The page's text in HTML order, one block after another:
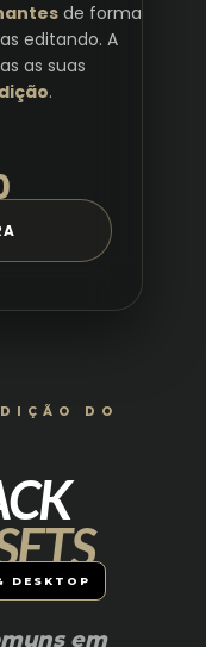
de forma
editando. A
as suas
.
DO
DESKTOP
em